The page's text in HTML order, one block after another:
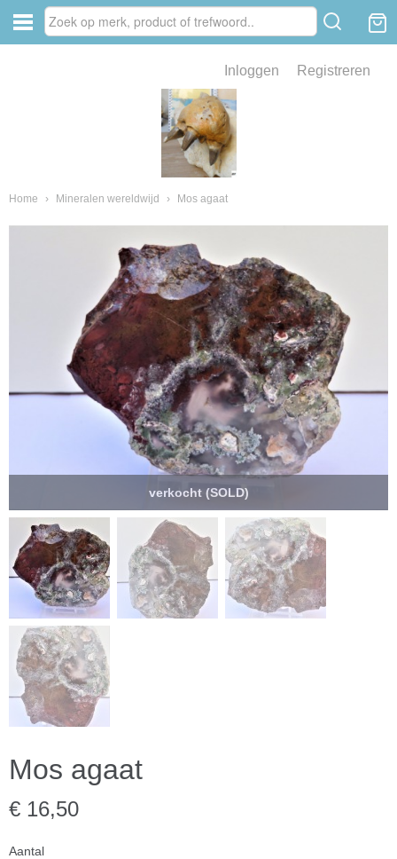
Inloggen Registreren
Home › Mineralen wereldwijd › Mos agaat
verkocht (SOLD)
Mos agaat
€ 16,50
Aantal
van fossielen en mineralen